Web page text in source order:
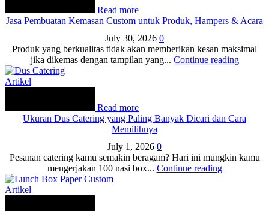
Read more
Jasa Pembuatan Kemasan Custom untuk Produk, Hampers & Acara
July 30, 2026 0
Produk yang berkualitas tidak akan memberikan kesan maksimal
jika dikemas dengan tampilan yang... Continue reading
Artikel
Read more
Ukuran Dus Catering yang Paling Banyak Dicari dan Cara
Memilihnya
July 1, 2026 0
Pesanan catering kamu semakin beragam? Hari ini mungkin kamu
mengerjakan 100 nasi box... Continue reading
Artikel